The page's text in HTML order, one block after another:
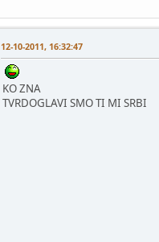
12-10-2011, 16:32:47
KO ZNA
TVRDOGLAVI SMO TI MI SRBI